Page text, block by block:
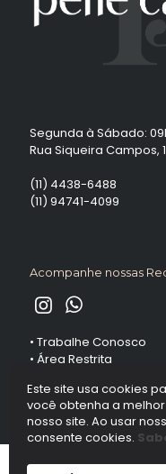
Segunda à Sábado:
Rua Siqueira Campos,
(11) 4438-6488
(11) 94741-4099
Este site usa cookies
você obtenha a
nosso site. Ao usar
consente cookies.
Acompanhe nossas
• Trabalhe Conosco
• Área Restrita